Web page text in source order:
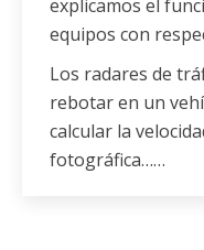
explicamos el
equipos con
Los radares de
rebotar en un
calcular la
fotográfica……